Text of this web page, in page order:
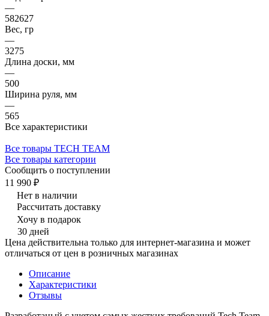
—
582627
Вес, гр
—
3275
Длина доски, мм
—
500
Ширина руля, мм
—
565
Все характеристики
Все товары TECH TEAM
Все товары категории
Сообщить о поступлении
11 990 ₽
Нет в наличии
Рассчитать доставку
Хочу в подарок
30 дней
Цена действительна только для интернет-магазина и может
отличаться от цен в розничных магазинах
Описание
Характеристики
Отзывы